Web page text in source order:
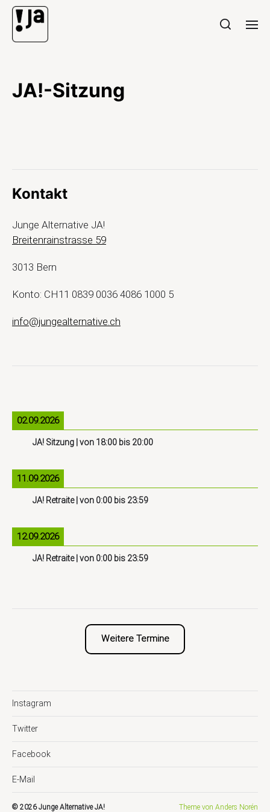
JA!-Sitzung
Kontakt
Junge Alternative JA!
Breitenrainstrasse 59
3013 Bern
Konto: CH11 0839 0036 4086 1000 5
info@jungealternative.ch
02.09.2026
JA! Sitzung | von 18:00 bis 20:00
11.09.2026
JA! Retraite| von 0:00 bis 23:59
12.09.2026
JA! Retraite| von 0:00 bis 23:59
Weitere Termine
Instagram
Twitter
Facebook
E-Mail
© 2026Junge Alternative JA! Theme von Anders Norén